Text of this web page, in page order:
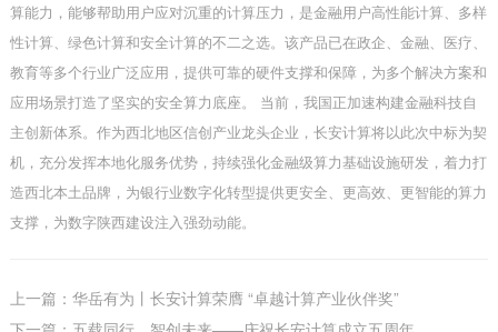
算能力，能够帮助用户应对沉重的计算压力，是金融用户高性能计算、多样
性计算、绿色计算和安全计算的不二之选。该产品已在政企、金融、医疗、
教育等多个行业广泛应用，提供可靠的硬件支撑和保障，为多个解决方案和
应用场景打造了坚实的安全算力底座。 当前，我国正加速构建金融科技自
主创新体系。作为西北地区信创产业龙头企业，长安计算将以此次中标为契
机，充分发挥本地化服务优势，持续强化金融级算力基础设施研发，着力打
造西北本土品牌，为银行业数字化转型提供更安全、更高效、更智能的算力
支撑，为数字陕西建设注入强劲动能。
上一篇：华岳有为丨长安计算荣膺 “卓越计算产业伙伴奖”